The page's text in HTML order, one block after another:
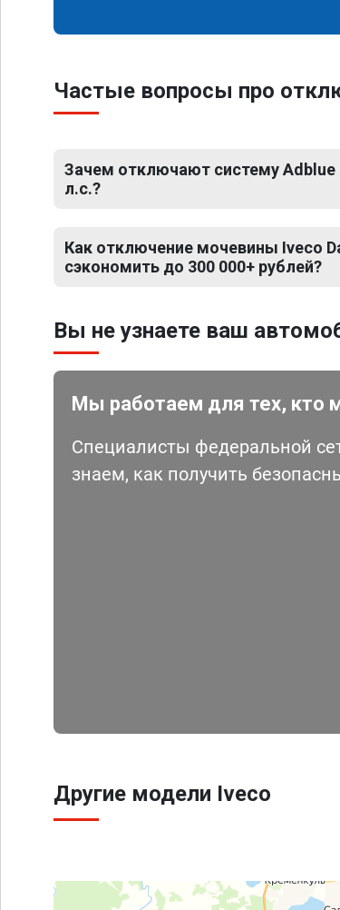
Частые вопросы про
Зачем отключают систему Adblue
л.с.?
Как отключение мочевины Iveco
сэкономить до 300 000+ рублей?
Вы не узнаете ваш
Мы работаем для тех, кто
Специалисты федеральной
знаем, как получить
Другие модели Iveco